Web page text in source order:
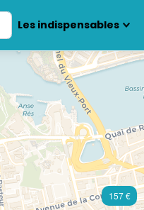
Les indispensables
157 €